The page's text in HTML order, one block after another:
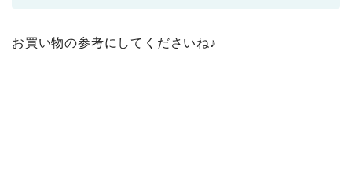
お買い物の参考にしてくださいね♪